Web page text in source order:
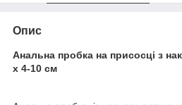
Опис
Анальна пробка на присосці з
х 4-10 см